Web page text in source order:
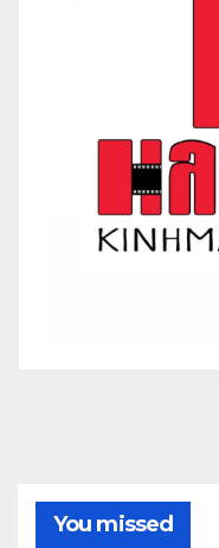
You missed